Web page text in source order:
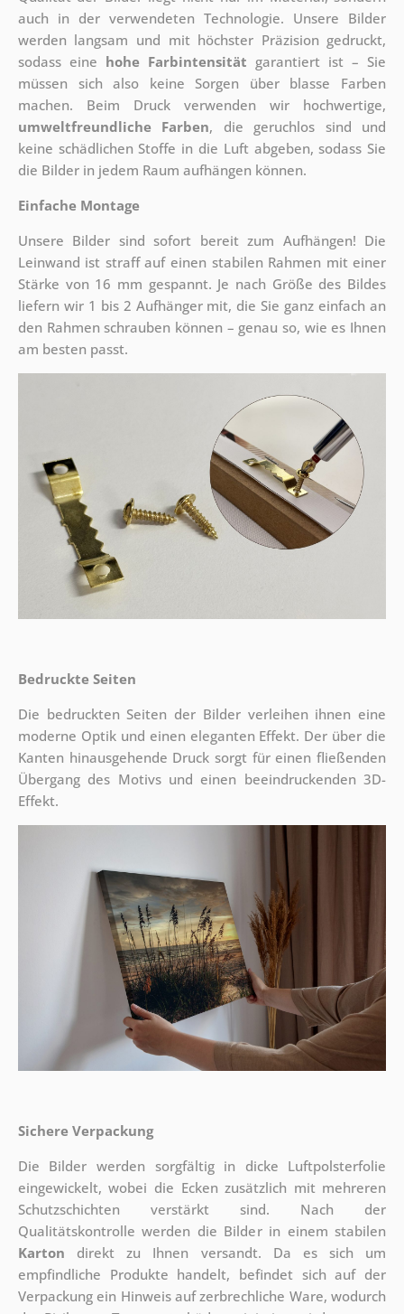
auch in der verwendeten Technologie. Unsere Bilder
werden langsam und mit höchster Präzision gedruckt,
sodass eine hohe Farbintensität garantiert ist – Sie
müssen sich also keine Sorgen über blasse Farben
machen. Beim Druck verwenden wir hochwertige,
umweltfreundliche Farben, die geruchlos sind und
keine schädlichen Stoffe in die Luft abgeben, sodass Sie
die Bilder in jedem Raum aufhängen können.
Einfache Montage
Unsere Bilder sind sofort bereit zum Aufhängen! Die
Leinwand ist straff auf einen stabilen Rahmen mit einer
Stärke von 16 mm gespannt. Je nach Größe des Bildes
liefern wir 1 bis 2 Aufhänger mit, die Sie ganz einfach an
den Rahmen schrauben können – genau so, wie es Ihnen
am besten passt.
Bedruckte Seiten
Die bedruckten Seiten der Bilder verleihen ihnen eine
moderne Optik und einen eleganten Effekt. Der über die
Kanten hinausgehende Druck sorgt für einen fließenden
Übergang des Motivs und einen beeindruckenden 3D-
Effekt.
Sichere Verpackung
Die Bilder werden sorgfältig in dicke Luftpolsterfolie
eingewickelt, wobei die Ecken zusätzlich mit mehreren
Schutzschichten verstärkt sind. Nach der
Qualitätskontrolle werden die Bilder in einem stabilen
Karton direkt zu Ihnen versandt. Da es sich um
empfindliche Produkte handelt, befindet sich auf der
Verpackung ein Hinweis auf zerbrechliche Ware, wodurch